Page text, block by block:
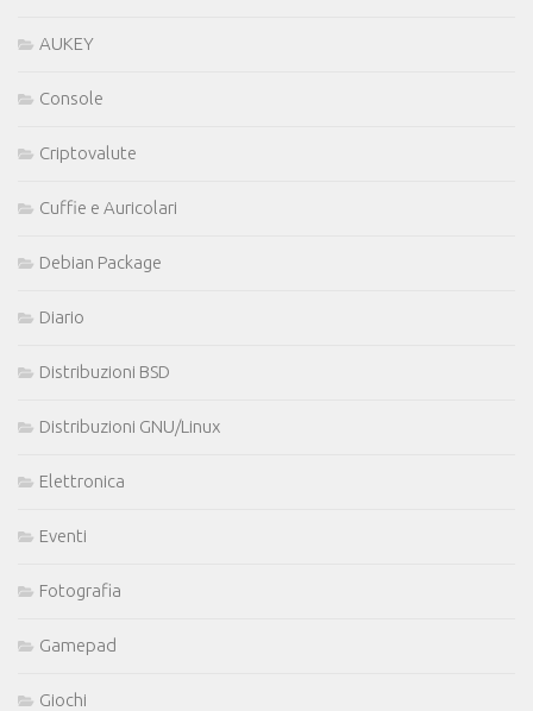
AUKEY
Console
Criptovalute
Cuffie e Auricolari
Debian Package
Diario
Distribuzioni BSD
Distribuzioni GNU/Linux
Elettronica
Eventi
Fotografia
Gamepad
Giochi